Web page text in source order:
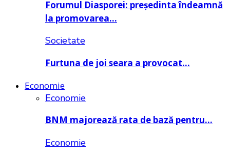
Forumul Diasporei: președinta îndeamnă
la promovarea…
Societate
Furtuna de joi seara a provocat…
Economie
Economie
BNM majorează rata de bază pentru…
Economie